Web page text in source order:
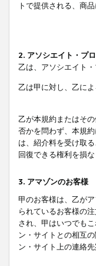
トで提供される、商
2. アソシエイト・プ
乙は、アソシエイト
乙は甲に対し、乙に
乙が本規約またはそ
否かを問わず、本規
は、紹介料を受け取
回復できる権利を損な
3. アマゾンのお客様
甲のお客様は、乙が
られているお客様の
され、甲はいつでも
ン・サイトとの相互
ン・サイト上の連絡